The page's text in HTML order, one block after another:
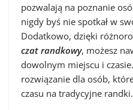
pozwalają na poznanie
nigdy byś nie spotkał w
Dodatkowo, dzięki
czat randkowy, możesz
dowolnym miejscu i
rozwiązanie dla osób,
czasu na tradycyjne randki.